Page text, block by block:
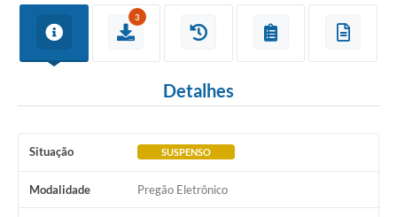
3
Detalhes
Situação SUSPENSO
Modalidade Pregão Eletrônico